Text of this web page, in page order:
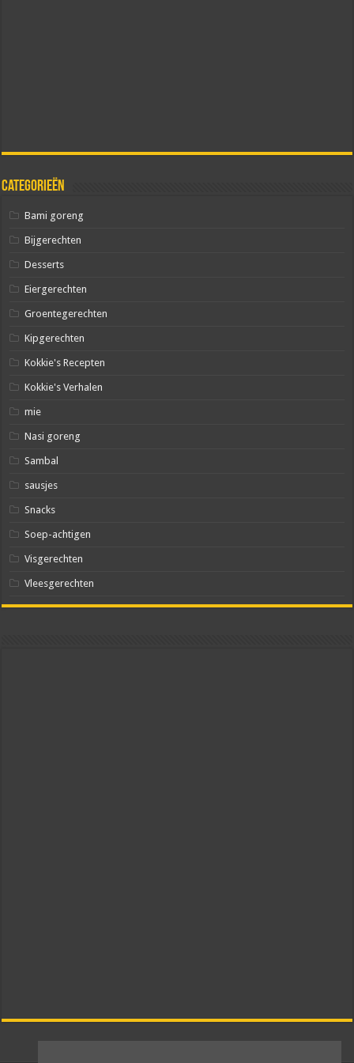
Categorieën
Bami goreng
Bijgerechten
Desserts
Eiergerechten
Groentegerechten
Kipgerechten
Kokkie's Recepten
Kokkie's Verhalen
mie
Nasi goreng
Sambal
sausjes
Snacks
Soep-achtigen
Visgerechten
Vleesgerechten